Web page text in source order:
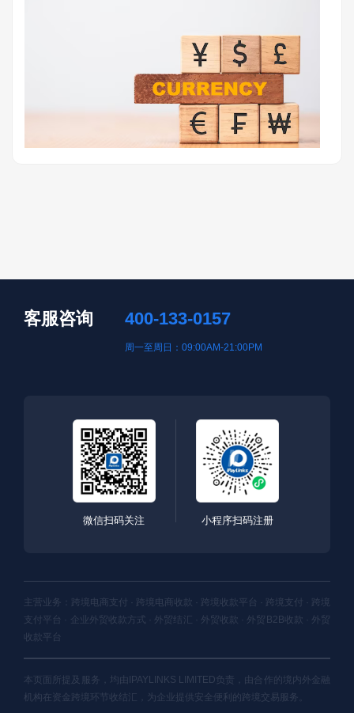
客服咨询 400-133-0157
周一至周日：09:00AM-21:00PM
微信扫码关注 小程序扫码注册
主营业务：跨境电商支付 · 跨境电商收款 · 跨境收款平台 · 跨境支付 · 跨境
支付平台 · 企业外贸收款方式 · 外贸结汇 · 外贸收款 · 外贸B2B收款 · 外贸
收款平台
本页面所提及服务，均由IPAYLINKS LIMITED负责，由合作的境内外金融
机构在资金跨境环节收结汇，为企业提供安全便利的跨境交易服务。